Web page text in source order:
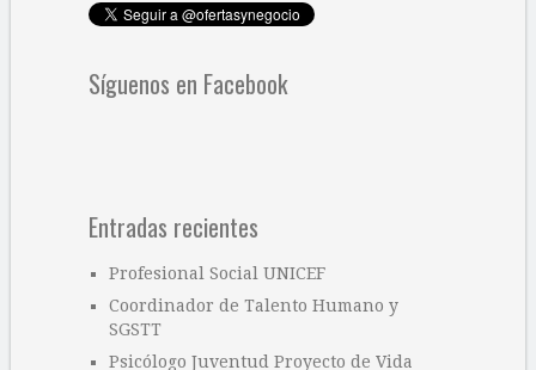
Síguenos en Facebook
Entradas recientes
Profesional Social UNICEF
Coordinador de Talento Humano y
SGSTT
Psicólogo Juventud Proyecto de Vida